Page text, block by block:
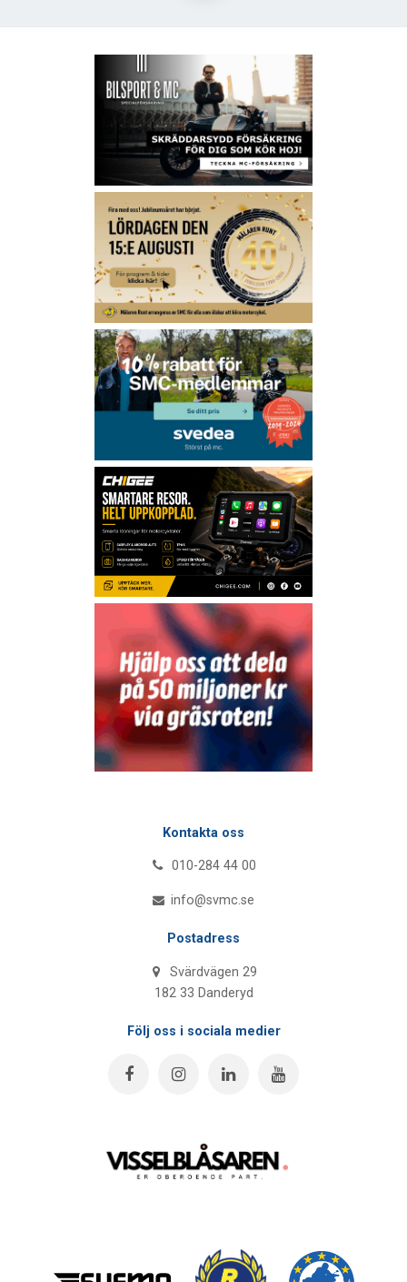
Kontakta oss
010-284 44 00
info@svmc.se
Postadress
Svärdvägen 29
182 33 Danderyd
Följ oss i sociala medier